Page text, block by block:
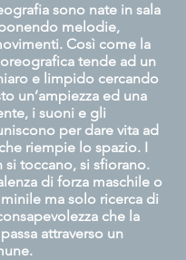
sono nate in sala
melodie,
Così come la
tende ad un
e limpido cercando
un’ampiezza ed una
i suoni e gli
per dare vita ad
riempie lo spazio. I
si toccano, si sfiorano.
di forza maschile o
ma solo ricerca di
che la
attraverso un